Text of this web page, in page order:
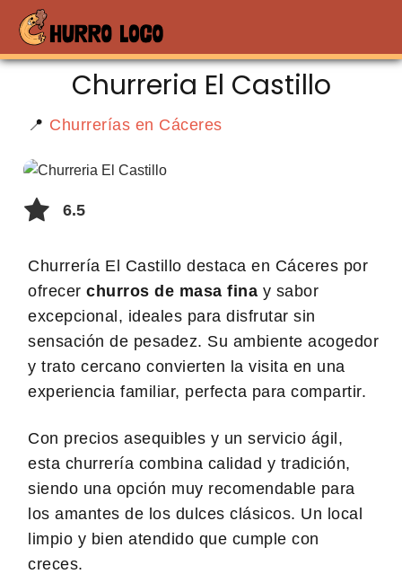
Churreria El Castillo
📍 Churrerías en Cáceres
6.5
Churrería El Castillo destaca en Cáceres por
ofrecer churros de masa fina y sabor
excepcional, ideales para disfrutar sin
sensación de pesadez. Su ambiente acogedor
y trato cercano convierten la visita en una
experiencia familiar, perfecta para compartir.
Con precios asequibles y un servicio ágil,
esta churrería combina calidad y tradición,
siendo una opción muy recomendable para
los amantes de los dulces clásicos. Un local
limpio y bien atendido que cumple con
creces.